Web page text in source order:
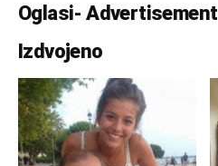
Oglasi- Advertisement
Izdvojeno